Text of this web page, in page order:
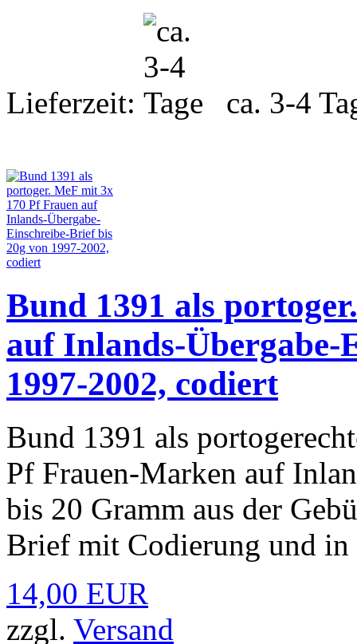
Lieferzeit: ca. 3-4
Bund 1391 als
auf Inlands-Übergabe-
1997-2002, codiert
Bund 1391 als
Pf Frauen-Marken auf
bis 20 Gramm aus der
Brief mit Codierung und
14,00 EUR
zzgl. Versand